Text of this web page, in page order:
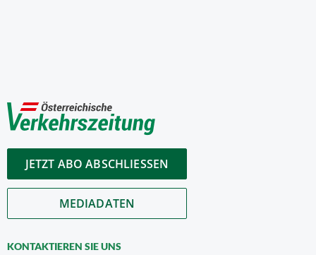
JETZT ABO ABSCHLIESSEN
MEDIADATEN
KONTAKTIEREN SIE UNS